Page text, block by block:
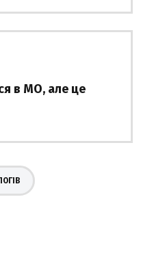
в МО, але це